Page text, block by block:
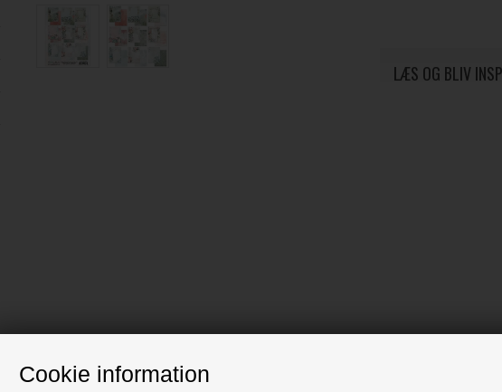
Cookie information
LÆS OG BLIV